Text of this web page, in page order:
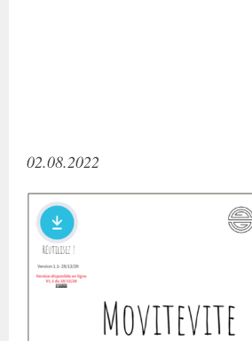
02.08.2022